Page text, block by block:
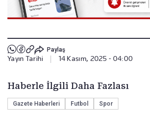
Paylaş
Yayın Tarihi | 14 Kasım, 2025 - 04:00
Haberle İlgili Daha Fazlası
Gazete Haberleri Futbol Spor